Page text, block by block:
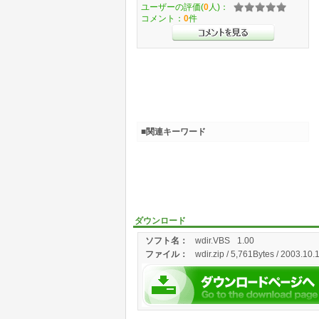
ダウンロード
ソフト名：
wdir.VBS 1.00
ファイル： wdir.zip / 5,761Bytes /
ユーザーの評価(0 人)：
コメント： 0件
■関連キーワード